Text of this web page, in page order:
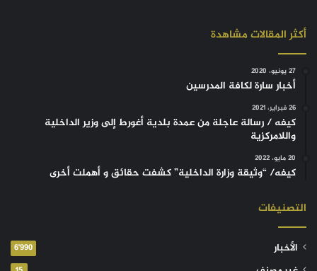
أكثر المقالات مشاهدة
27 يونيو، 2020
أخبار سارة لكافة المدرسين
26 فبراير، 2021
كيفه / رسالة عاجلة من عمدة بلدية أغورط إلى وزير الداخلية
واللامركزية
20 مايو، 2022
كيفه/ “وثيقة وزارة الداخلية” كشفت حقائق و أهملت أخرى
التصنيفات
الأخبار 6٬990